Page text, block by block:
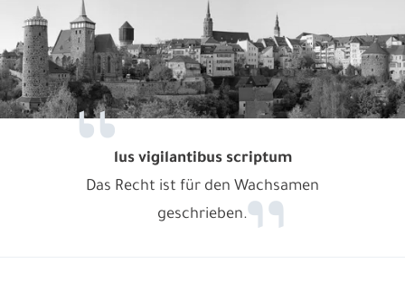
lus vigilantibus scriptum
Das Recht ist für den Wachsamen
geschrieben.